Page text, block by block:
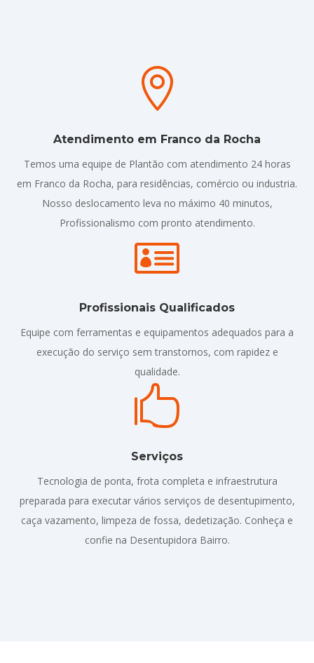

Atendimento em Franco da Rocha
Temos uma equipe de Plantão com atendimento 24 horas
em Franco da Rocha, para residências, comércio ou industria.
Nosso deslocamento leva no máximo 40 minutos,
Profissionalismo com pronto atendimento.

Profissionais Qualificados
Equipe com ferramentas e equipamentos adequados para a
execução do serviço sem transtornos, com rapidez e
qualidade.

Serviços
Tecnologia de ponta, frota completa e infraestrutura
preparada para executar vários serviços de desentupimento,
caça vazamento, limpeza de fossa, dedetização. Conheça e
confie na Desentupidora Bairro.